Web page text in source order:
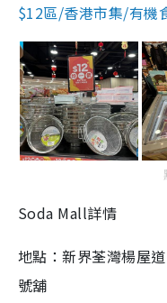
$12區/香港市集/有機
Soda Mall詳情
地點：新界荃灣楊屋
號舖